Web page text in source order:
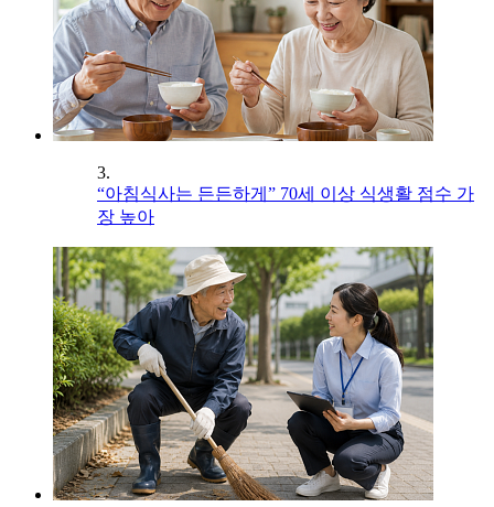
3.
“아침식사는 든든하게” 70세 이상 식생활 점수 가
장 높아